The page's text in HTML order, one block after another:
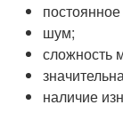
шум;
сложность
наличие